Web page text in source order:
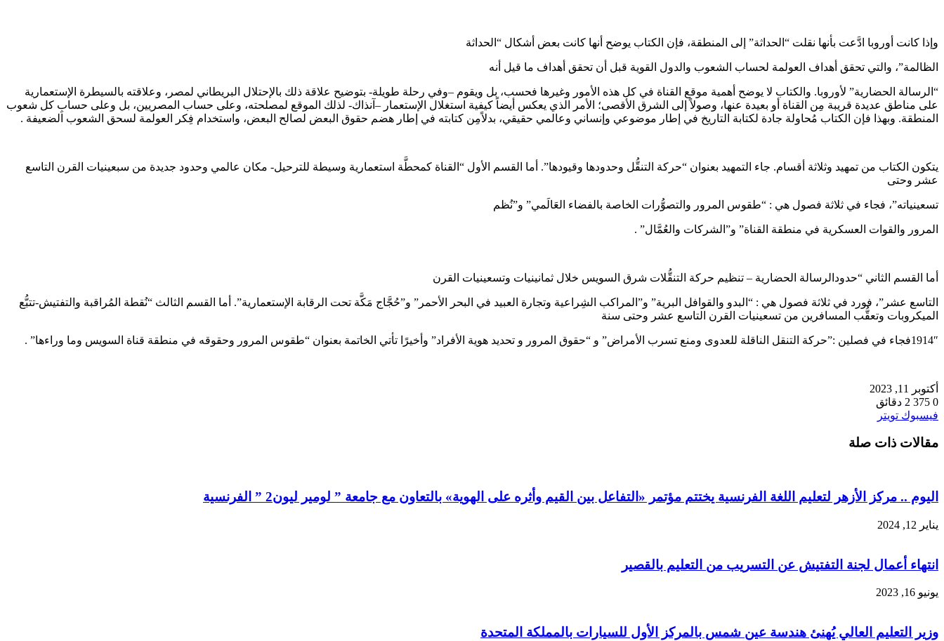
وإذا كانت أوروبا ادَّعت بأنها نقلت “الحداثة” إلى المنطقة، فإن الكتاب يوضح أنها كانت بعض أشكال “الحداثة
الظالمة”، والتي تحقق أهداف العولمة لحساب الشعوب والدول القوية قبل أن تحقق أهداف ما قيل أنه
“الرسالة الحضارية” لأوروبا. والكتاب لا يوضح أهمية موقع القناة في كل هذه الأمور وغيرها فحسب، بل ويقوم –وفي رحلة طويلة- بتوضيح علاقة ذلك بالإحتلال البريطاني لمصر، وعلاقته بالسيطرة الإستعمارية
على مناطق عديدة قريبة مِن القناة أو بعيدة عنها، وصولاً إلى الشرق الأقصى؛ الأمر الذي يعكس أيضاً كيفية استغلال الإستعمار –آنذاك- لذلك الموقع لمصلحته، وعلى حساب المصريين، بل وعلى حسابِ كل شعوب
المنطقة. وبهذا فإن الكتاب مُحاولة جادة لكتابة التاريخ في إطار موضوعي وإنساني وعالمي حقيقي، بدلاًمِن كتابته في إطار هضم حقوق البعض لصالح البعض، واستخدام فِكر العولمة لسحق الشعوب الضعيفة .
يتكون الكتاب من تمهيد وثلاثة أقسام. جاء التمهيد بعنوان “حركة التنقُّل وحدودها وقيودها”. أما القسم الأول “القناة كمحطَّة استعمارية وسيطة للترحيل- مكان عالمي وحدود جديدة من سبعينيات القرن التاسع
عشر وحتى
تسعينياته”، فجاء في ثلاثة فصول هي : “طقوس المرور والتصوُّرات الخاصة بالفضاء العَالَمي” و”نُظم
المرور والقوات العسكرية في منطقة القناة” و”الشركات والعُمَّال” .
أما القسم الثاني “حدودالرسالة الحضارية – تنظيم حركة التنقُّلات شرق السويس خلال ثمانينيات وتسعينيات القرن
التاسع عشر”، فورد في ثلاثة فصول هي : “البدو والقوافل البرية” و”المراكب الشِراعية وتجارة العبيد في البحر الأحمر” و”حُجَّاج مَكَّة تحت الرقابة الإستعمارية”. أما القسم الثالث “نُقطة المُراقبة والتفتيش-تتبُّع
الميكروبات وتعقُّب المسافرين من تسعينيات القرن التاسع عشر وحتى سنة
1914″فجاء في فصلين :”حركة التنقل الناقلة للعدوى ومنع تسرب الأمراض” و “حقوق المرور و تحديد هوية الأفراد” وأخيرًا تأتي الخاتمة بعنوان “طقوس المرور وحقوقه في منطقة قناة السويس وما وراءها” .
أكتوبر 11, 2023
0
2 دقائق
فيسبوك تويتر
البريد
مقالات ذات صلة
اليوم .. مركز الأزهر لتعليم اللغة الفرنسية يختتم مؤتمر «التفاعل بين القيم وأثره على الهوية» بالتعاون مع جامعة ” لومير ليون2 ” الفرنسية
يناير 12, 2024
انتهاء أعمال لجنة التفتيش عن التسريب من التعليم بالقصير
يونيو 16, 2023
وزير التعليم العالي يُهنئ هندسة عين شمس بالمركز الأول للسيارات بالمملكة المتحدة